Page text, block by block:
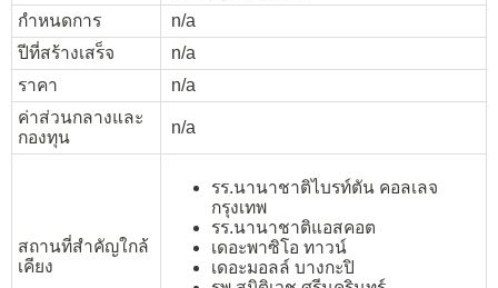
กำหนดการ
n/a
ปีที่สร้างเสร็จ
n/a
ราคา
n/a
ค่าส่วนกลางและ
กองทุน
n/a
สถานที่สำคัญใกล้
เคียง
รร.นานาชาติไบรท์ตัน คอลเลจ
กรุงเทพ
รร.นานาชาติแอสคอต
เดอะพาซิโอ ทาวน์
เดอะมอลล์ บางกะปิ